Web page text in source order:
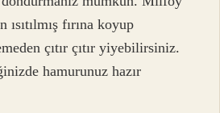
fırına koyup
çıtır çıtır yiyebilirsiniz.
hamurunuz hazır